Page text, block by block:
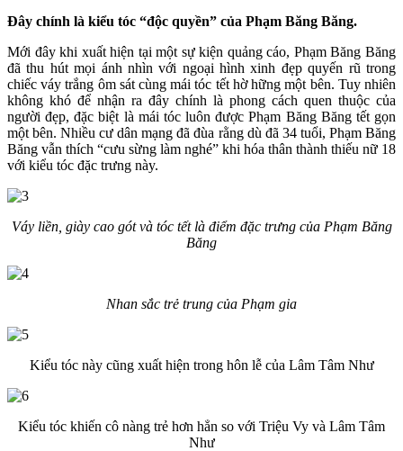
Đây chính là kiểu tóc “độc quyền” của Phạm Băng Băng.
Mới đây khi xuất hiện tại một sự kiện quảng cáo, Phạm Băng Băng
đã thu hút mọi ánh nhìn với ngoại hình xinh đẹp quyến rũ trong
chiếc váy trắng ôm sát cùng mái tóc tết hờ hững một bên. Tuy nhiên
không khó để nhận ra đây chính là phong cách quen thuộc của
người đẹp, đặc biệt là mái tóc luôn được Phạm Băng Băng tết gọn
một bên. Nhiều cư dân mạng đã đùa rằng dù đã 34 tuổi, Phạm Băng
Băng vẫn thích “cưu sừng làm nghé” khi hóa thân thành thiếu nữ 18
với kiểu tóc đặc trưng này.
Váy liền, giày cao gót và tóc tết là điểm đặc trưng của Phạm Băng
Băng
Nhan sắc trẻ trung của Phạm gia
Kiểu tóc này cũng xuất hiện trong hôn lễ của Lâm Tâm Như
Kiểu tóc khiến cô nàng trẻ hơn hẳn so với Triệu Vy và Lâm Tâm
Như